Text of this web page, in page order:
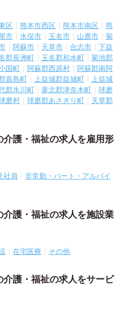
区 熊本市西区 熊本市南区
熊
市 水俣市 玉名市 山鹿市
菊
阿蘇市 天草市 合志市
下益
郡長洲町 玉名郡和水町
菊池郡
国町 阿蘇郡西原村
阿蘇郡南阿
嘉島町 上益城郡益城町
上益城
郡氷川町 葦北郡津奈木町
球磨
磨村 球磨郡あさぎり町
天草郡
護・福祉の求人を雇用形
社員
非常勤・パート・アルバイ
護・福祉の求人を施設業
在宅医療 その他
護・福祉の求人をサービ